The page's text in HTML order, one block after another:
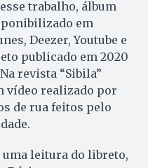
trabalho, álbum
em
Deezer, Youtube e
publicado em 2020
revista “Sibila”
vídeo realizado por
de rua feitos pelo
uma leitura do libreto,